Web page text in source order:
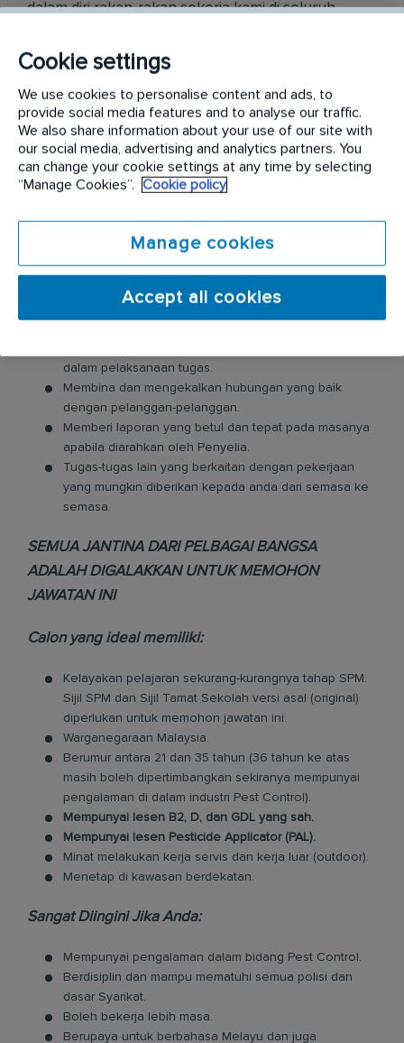
dalam diri rakan-rakan sekerja kami di seluruh
Ketahui dengan lebih lanjut di careers.rentokil-
initial.com
Requirements:
Dalam peranan ini, anda akan bertanggungjawab
Melakukan servis kawalan makhluk perosak seperti
semburan, pewasapan, dan pemasangan perangkap
untuk menghapus dan mengawal pembiakan lipas,
semut, anai-anai, nyamuk, tikus, lalat, kekaltu, dan
dalam pelaksanaan tugas.
Membina dan mengekalkan hubungan yang baik
dengan pelanggan-pelanggan.
Memberi laporan yang betul dan tepat pada masanya
apabila diarahkan oleh Penyelia.
Tugas-tugas lain yang berkaitan dengan pekerjaan
yang mungkin diberikan kepada anda dari semasa ke
semasa.
SEMUA JANTINA DARI PELBAGAI BANGSA
ADALAH DIGALAKKAN UNTUK MEMOHON
JAWATAN INI
Calon yang ideal memiliki:
Kelayakan pelajaran sekurang-kurangnya tahap SPM.
Sijil SPM dan Sijil Tamat Sekolah versi asal (original)
diperlukan untuk memohon jawatan ini.
Warganegaraan Malaysia.
Berumur antara 21 dan 35 tahun (36 tahun ke atas
masih boleh dipertimbangkan sekiranya mempunyai
pengalaman di dalam industri Pest Control).
Mempunyai lesen B2, D, dan GDL yang sah.
Mempunyai lesen Pesticide Applicator (PAL).
Minat melakukan kerja servis dan kerja luar (outdoor).
Menetap di kawasan berdekatan.
Sangat Diingini Jika Anda:
Mempunyai pengalaman dalam bidang Pest Control.
Berdisiplin dan mampu mematuhi semua polisi dan
dasar Syarikat.
Boleh bekerja lebih masa.
Berupaya untuk berbahasa Melayu dan juga
Cookie settings
We use cookies to personalise content and ads, to
provide social media features and to analyse our traffic.
We also share information about your use of our site with
our social media, advertising and analytics partners. You
can change your cookie settings at any time by selecting
“Manage Cookies”.
Cookie policy
Manage cookies
Accept all cookies